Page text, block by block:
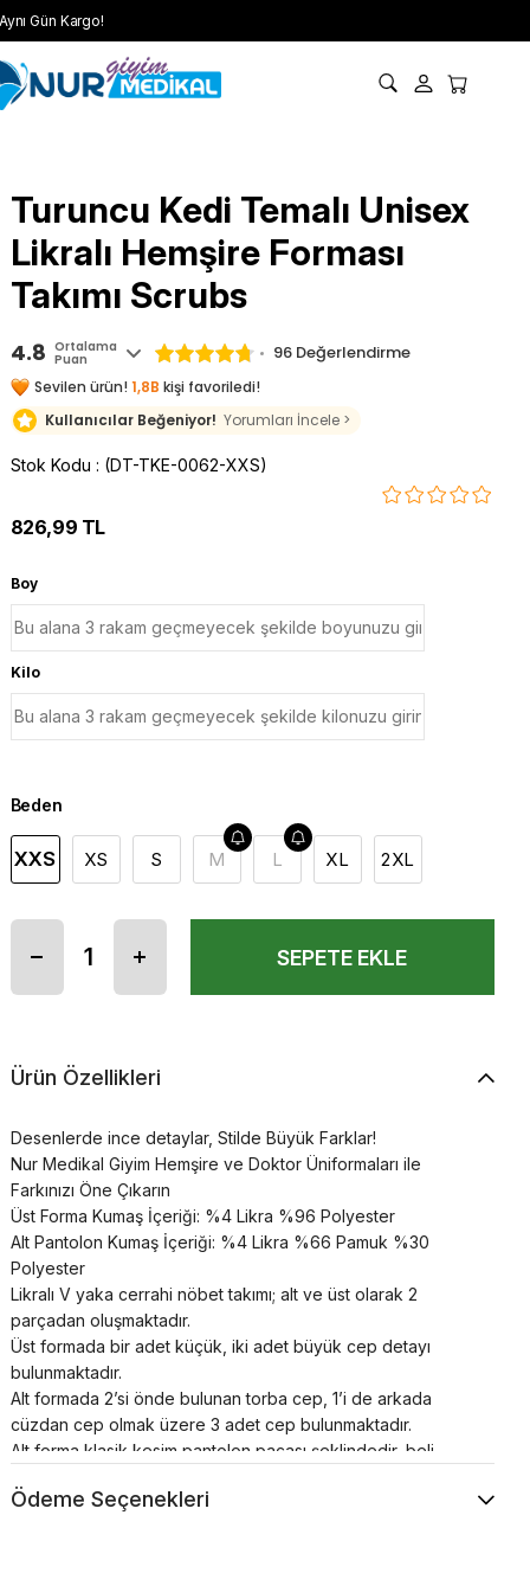
Gün Kargo!
Turuncu Kedi Temalı Unisex
Likralı Hemşire Forması
Takımı Scrubs
4.8 Ortalama
Puan 96 Değerlendirme
Sevilen ürün! 1,8B kişi favoriledi!
Kullanıcılar Beğeniyor! Yorumları İncele >
Stok Kodu (DT-TKE-0062-XXS)
826,99 TL
Boy
Kilo
Beden
XXS XS S M L XL 2XL
Ürün Özellikleri
Desenlerde ince detaylar, Stilde Büyük Farklar!
Nur Medikal Giyim Hemşire ve Doktor Üniformaları ile
Farkınızı Öne Çıkarın
Üst Forma Kumaş İçeriği: %4 Likra %96 Polyester
Alt Pantolon Kumaş İçeriği: %4 Likra %66 Pamuk %30
Polyester
Likralı V yaka cerrahi nöbet takımı; alt ve üst olarak 2
parçadan oluşmaktadır.
Üst formada bir adet küçük, iki adet büyük cep detayı
bulunmaktadır.
Alt formada 2’si önde bulunan torba cep, 1’i de arkada
cüzdan cep olmak üzere 3 adet cep bulunmaktadır.
Alt forma klasik kesim pantolon paçası şeklindedir, beli
Cerrahi takımlar unisex’dir.
Ödeme Seçenekleri